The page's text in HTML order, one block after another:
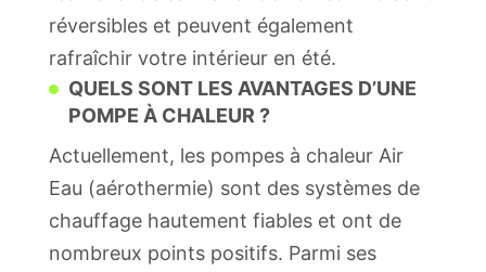
réversibles et peuvent également
rafraîchir votre intérieur en été.
QUELS SONT LES AVANTAGES D’UNE
POMPE À CHALEUR ?
Actuellement, les pompes à chaleur Air
Eau (aérothermie) sont des systèmes de
chauffage hautement fiables et ont de
nombreux points positifs. Parmi ses